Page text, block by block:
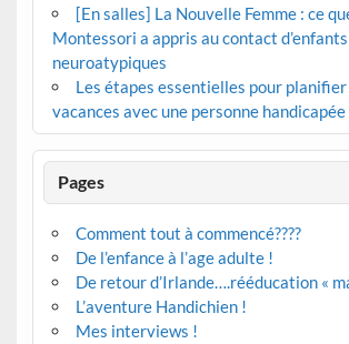
[En salles] La Nouvelle Femme : ce
Montessori a appris au contact d’enfants
neuroatypiques
Les étapes essentielles pour planifier
vacances avec une personne handicapée
Pages
Comment tout à commencé????
De l’enfance à l’age adulte !
De retour d’Irlande….rééducation «
L’aventure Handichien !
Mes interviews !